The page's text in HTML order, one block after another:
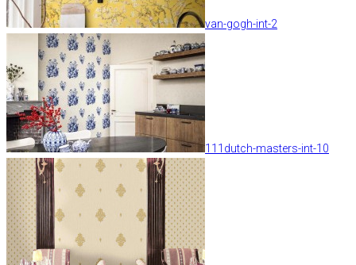
van-gogh-int-2
111dutch-masters-int-10